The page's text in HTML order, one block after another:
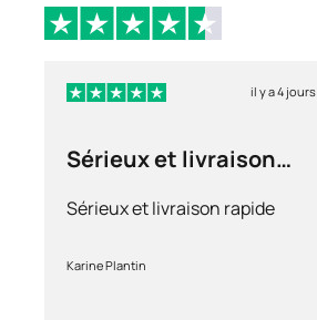
il y a 4 jours
Sérieux et livraison
Sérieux et livraison rapide
Karine Plantin